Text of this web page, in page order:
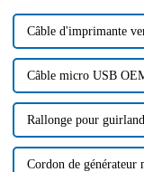
Câble d'imprimante
Câble micro USB
Rallonge pour
Cordon de générateur